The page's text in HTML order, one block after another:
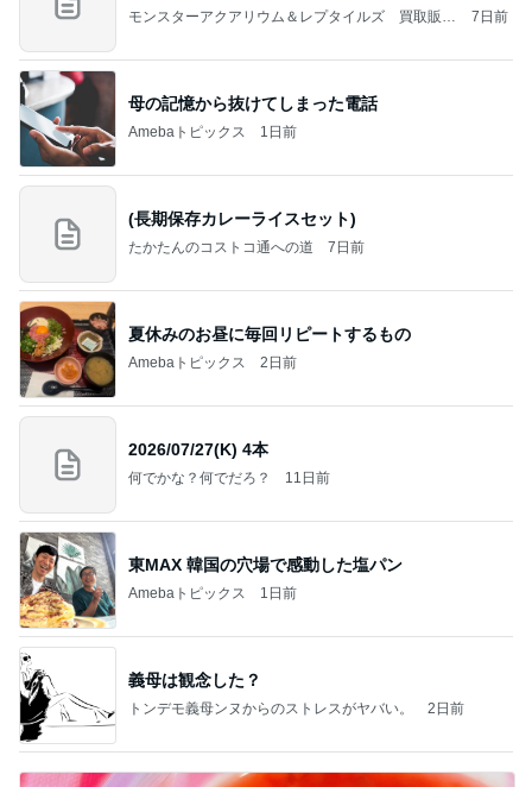
モンスターアクアリウム＆レプタイルズ 買取販売
7日前
母の記憶から抜けてしまった電話
Amebaトピックス 1日前
(長期保存カレーライスセット)
たかたんのコストコ通への道 7日前
夏休みのお昼に毎回リピートするもの
Amebaトピックス 2日前
2026/07/27(K) 4本
何でかな？何でだろ？ 11日前
東MAX 韓国の穴場で感動した塩パン
Amebaトピックス 1日前
義母は観念した？
トンデモ義母ンヌからのストレスがヤバい。 2日前